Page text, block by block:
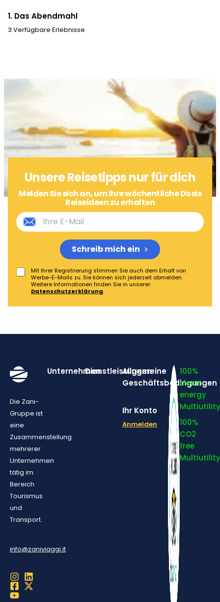
1. Das Abendmahl
3 Verfügbare Erlebnisse
Unsere Reisetipps nur für dich
Melden Sie sich an, um Ihre wöchentliche Dosis
Reiseideen zu erhalten
Mit Ihrer Registrierung stimmen Sie auch dem Erhalt von
Werbe-E-Mails zu. Sie können sich jederzeit abmelden.
Weitere Informationen finden Sie in unserer
Datenschutzerklärung.
Schreib mich ein
Die Zani-
Gruppe ist
eine
Zusammenstellung
mehrerer
Unternehmen
tätig im
Bereich
Tourismus
und
Transport.
info@zaniviaggi.it
UnternehmenDienstleistungen
Allgemeine
Geschäftsbedingungen
Ihr Konto
Anmelden
100%
clean
energy
Multiutility
100%
CO2
free
Multiutility